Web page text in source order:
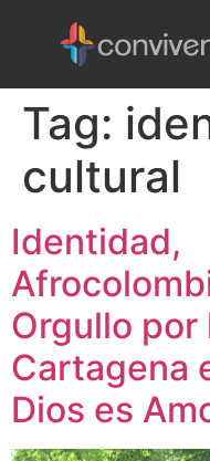
Tag:
cultural
Identidad,
Orgullo por
Cartagena
Dios es